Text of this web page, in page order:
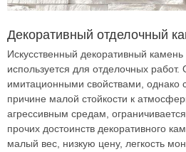
Декоративный отделочный
Искусственный декоративный камень
используется для отделочных
имитационными свойствами,
причине малой стойкости к
агрессивным средам,
прочих достоинств декоративного
малый вес, низкую цену, легкость